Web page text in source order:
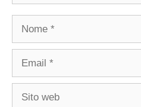
Nome
Email
Sito